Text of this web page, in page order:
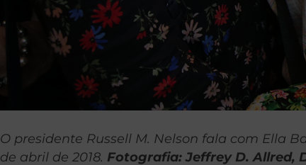
O presidente Russell M. Nelson fala com Ella
de abril de 2018. Fotografia: Jeffrey D. Allred,